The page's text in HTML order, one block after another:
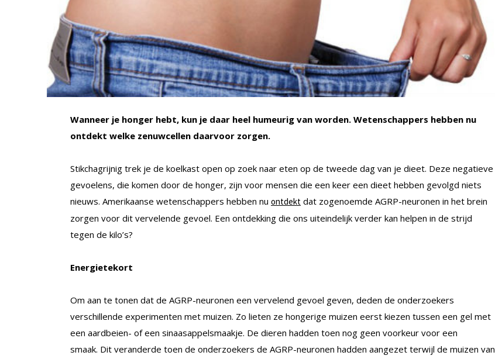
Wanneer je honger hebt, kun je daar heel humeurig van worden. Wetenschappers hebben nu
ontdekt welke zenuwcellen daarvoor zorgen.
Stikchagrijnig trek je de koelkast open op zoek naar eten op de tweede dag van je dieet. Deze negatieve
gevoelens, die komen door de honger, zijn voor mensen die een keer een dieet hebben gevolgd niets
nieuws. Amerikaanse wetenschappers hebben nu ontdekt dat zogenoemde AGRP-neuronen in het brein
zorgen voor dit vervelende gevoel. Een ontdekking die ons uiteindelijk verder kan helpen in de strijd
tegen de kilo’s?
Energietekort
Om aan te tonen dat de AGRP-neuronen een vervelend gevoel geven, deden de onderzoekers
verschillende experimenten met muizen. Zo lieten ze hongerige muizen eerst kiezen tussen een gel met
een aardbeien- of een sinaasappelsmaakje. De dieren hadden toen nog geen voorkeur voor een
smaak. Dit veranderde toen de onderzoekers de AGRP-neuronen hadden aangezet terwijl de muizen van